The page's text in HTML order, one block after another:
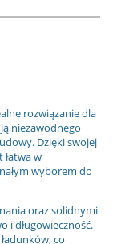
rozwiązanie dla
niezawodnego
Dzięki swojej
w
wyborem do
oraz solidnymi
i długowieczność.
co